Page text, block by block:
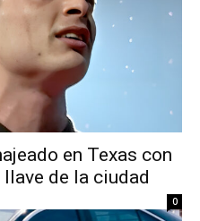
en Texas con
de la ciudad
0